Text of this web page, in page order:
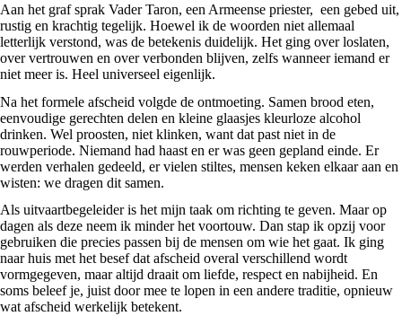
Aan het graf sprak Vader Taron, een Armeense priester, een gebed uit,
rustig en krachtig tegelijk. Hoewel ik de woorden niet allemaal
letterlijk verstond, was de betekenis duidelijk. Het ging over loslaten,
over vertrouwen en over verbonden blijven, zelfs wanneer iemand er
niet meer is. Heel universeel eigenlijk.
Na het formele afscheid volgde de ontmoeting. Samen brood eten,
eenvoudige gerechten delen en kleine glaasjes kleurloze alcohol
drinken. Wel proosten, niet klinken, want dat past niet in de
rouwperiode. Niemand had haast en er was geen gepland einde. Er
werden verhalen gedeeld, er vielen stiltes, mensen keken elkaar aan en
wisten: we dragen dit samen.
Als uitvaartbegeleider is het mijn taak om richting te geven. Maar op
dagen als deze neem ik minder het voortouw. Dan stap ik opzij voor
gebruiken die precies passen bij de mensen om wie het gaat. Ik ging
naar huis met het besef dat afscheid overal verschillend wordt
vormgegeven, maar altijd draait om liefde, respect en nabijheid. En
soms beleef je, juist door mee te lopen in een andere traditie, opnieuw
wat afscheid werkelijk betekent.